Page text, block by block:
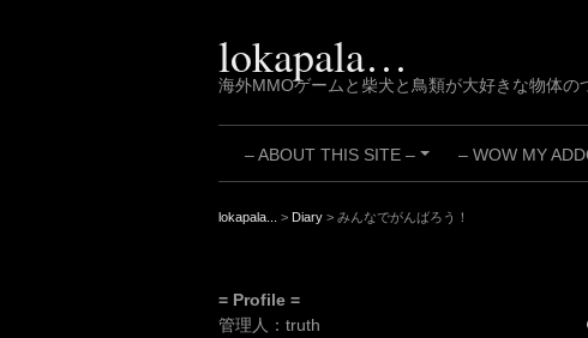
lokapala…
海外MMOゲームと柴犬と鳥類が大好きな物体の
+
– ABOUT THIS SITE – – WOW MY
lokapala... > Diary > みんなでがんばろう！
= Profile =
管理人：truth